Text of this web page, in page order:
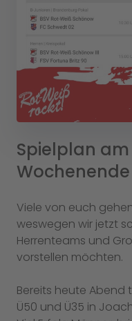
Spielplan am
Wochenende
Viele von euch
weswegen wir jetzt
Herrenteams und
vorstellen möchten.
Bereits heute Abend
Ü50 und Ü35 in